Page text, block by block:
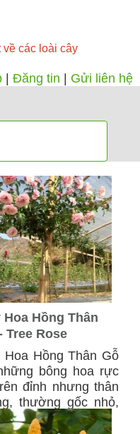
về các loài cây
Đăng tin Gửi liên hệ
Hoa Hồng Thân
Tree Rose
Hoa Hồng Thân Gỗ
bông hoa rực
đỉnh nhưng thân
thường gốc nhỏ,
nhỏ, ...